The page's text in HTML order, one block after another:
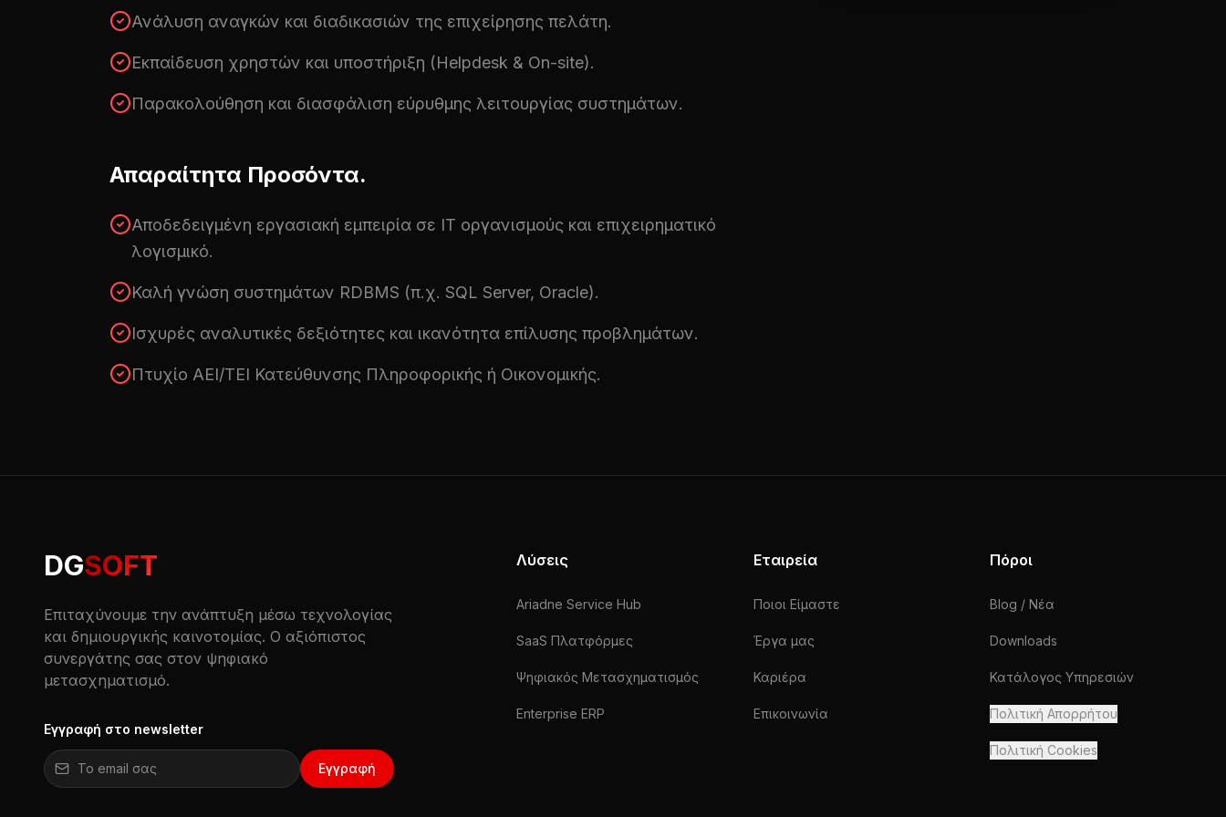
Ανάλυση αναγκών και διαδικασιών της επιχείρησης πελάτη.
Εκπαίδευση χρηστών και υποστήριξη (Helpdesk & On-site).
Παρακολούθηση και διασφάλιση εύρυθμης λειτουργίας συστημάτων.
Απαραίτητα Προσόντα.
Αποδεδειγμένη εργασιακή εμπειρία σε IT οργανισμούς και επιχειρηματικό
λογισμικό.
Καλή γνώση συστημάτων RDBMS (π.χ. SQL Server, Oracle).
Ισχυρές αναλυτικές δεξιότητες και ικανότητα επίλυσης προβλημάτων.
Πτυχίο ΑΕΙ/ΤΕΙ Κατεύθυνσης Πληροφορικής ή Οικονομικής.
DGSOFT
Επιταχύνουμε την ανάπτυξη μέσω τεχνολογίας
και δημιουργικής καινοτομίας. Ο αξιόπιστος
συνεργάτης σας στον ψηφιακό
μετασχηματισμό.
Εγγραφή στο newsletter
Email για εγγραφή στο newsletter Εγγραφή
Λύσεις
Ariadne Service Hub
SaaS Πλατφόρμες
Ψηφιακός Μετασχηματισμός
Enterprise ERP
Εταιρεία
Ποιοι Είμαστε
Έργα μας
Καριέρα
Επικοινωνία
Πόροι
Blog / Νέα
Downloads
Κατάλογος Υπηρεσιών
Πολιτική Απορρήτου
Πολιτική Cookies